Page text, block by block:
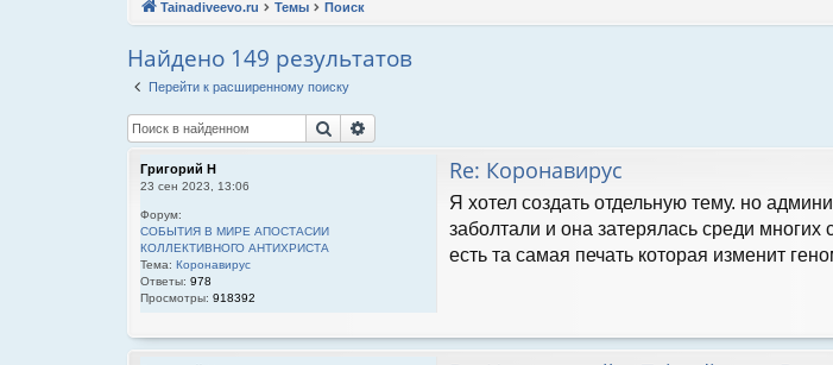
и
Tainadiveevo.ru Темы Поиск
Найдено 149 результатов
Перейти к расширенному поиску
Поиск
Григорий Н
23 сен 2023, 13:06
Форум:
СОБЫТИЯ В МИРЕ АПОСТАСИИ
КОЛЛЕКТИВНОГО АНТИХРИСТА
Тема: Коронавирус
Ответы: 978
Просмотры: 918392
Re: Коронавирус
Я хотел создать отдельную тему. но
заболтали и она затерялась среди
есть та самая печать которая изменит